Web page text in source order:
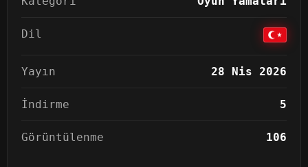
Dil
Yayın 28 Nis 2026
İndirme 5
Görüntülenme 106